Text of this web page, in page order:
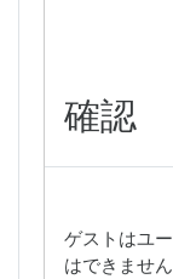
確認
ゲストはユ
はできませ